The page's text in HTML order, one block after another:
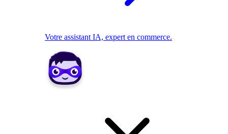
Votre assistant IA, expert en commerce.